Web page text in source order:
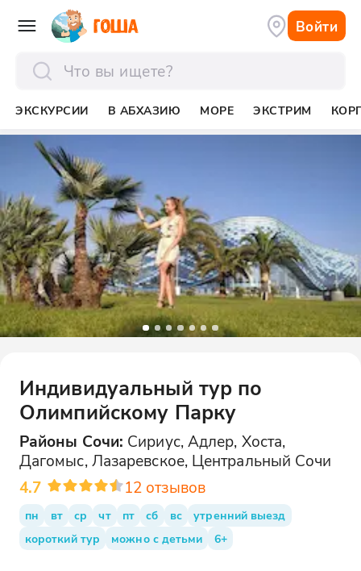
Войти
ЭКСКУРСИИ В АБХАЗИЮ МОРЕ ЭКСТРИМ
Индивидуальный тур по
Олимпийскому Парку
Районы Сочи: Сириус, Адлер, Хоста,
Дагомыс, Лазаревское, Центральный Сочи
4.7
12 отзывов
пн вт ср чт пт сб вс
утренний выезд
короткий тур
можно с детьми 6+